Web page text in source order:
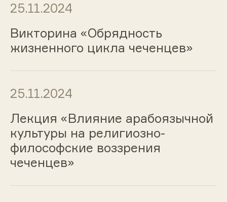
25.11.2024
Викторина «Обрядность
жизненного цикла чеченцев»
25.11.2024
Лекция «Влияние арабоязычной
культуры на религиозно-
философские воззрения
чеченцев»